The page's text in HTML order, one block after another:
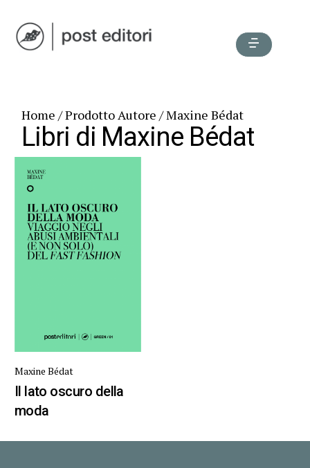
Home / Prodotto Autore / Maxine Bédat
Libri di Maxine Bédat
Maxine Bédat
Il lato oscuro della
moda